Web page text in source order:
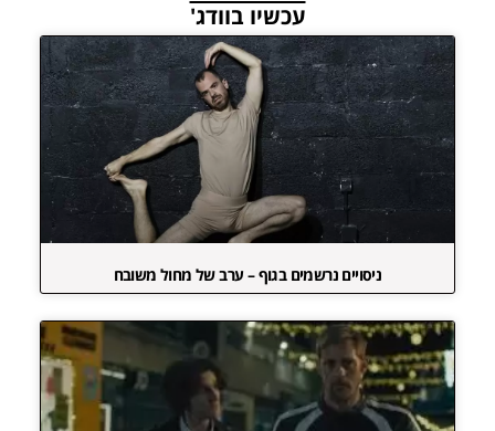
עכשיו בוודג'
ניסויים נרשמים בגוף – ערב של מחול משובח